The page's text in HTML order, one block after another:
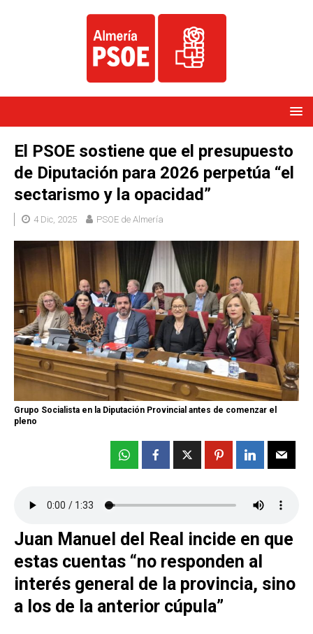
El PSOE sostiene que el presupuesto
de Diputación para 2026 perpetúa “el
sectarismo y la opacidad”
4 Dic, 2025 PSOE de Almería
Grupo Socialista en la Diputación Provincial antes de comenzar el
pleno
Juan Manuel del Real incide en que
estas cuentas “no responden al
interés general de la provincia, sino
a los de la anterior cúpula”